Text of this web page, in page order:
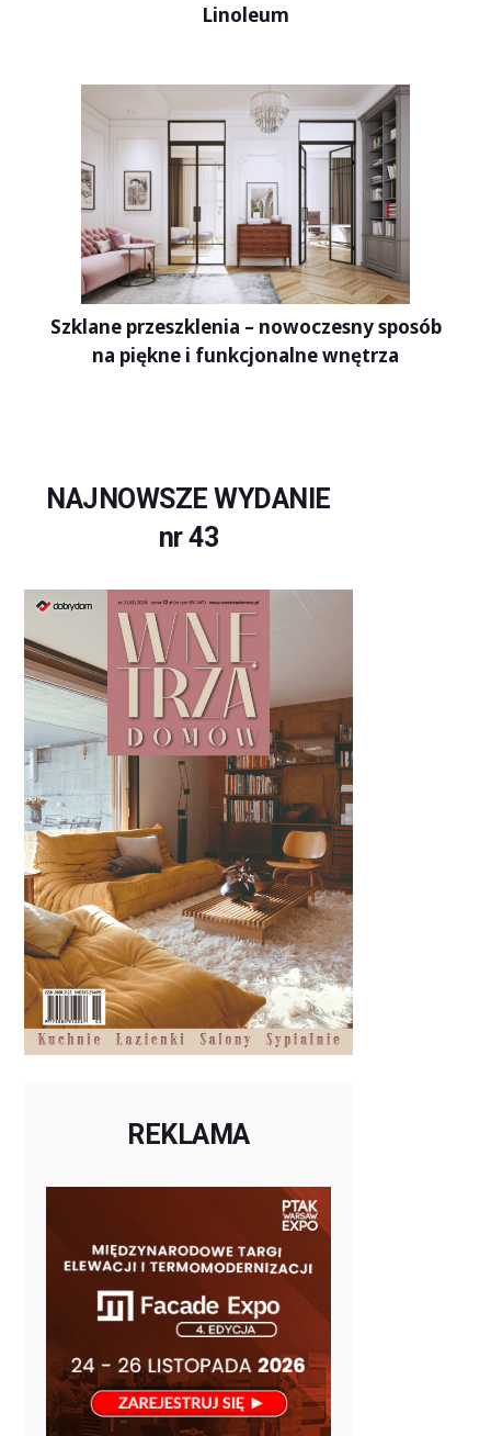
Linoleum
Szklane przeszklenia – nowoczesny sposób
na piękne i funkcjonalne wnętrza
NAJNOWSZE WYDANIE
nr 43
REKLAMA